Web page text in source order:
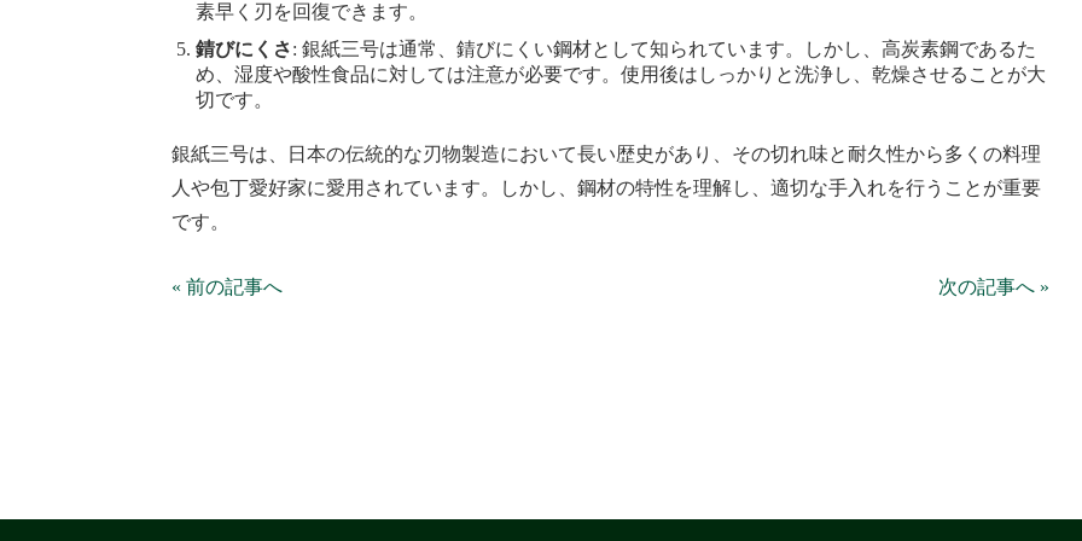
素早く刃を回復できます。
錆びにくさ: 銀紙三号は通常、錆びにくい鋼材として知られています。しかし、高炭素鋼であるた
め、湿度や酸性食品に対しては注意が必要です。使用後はしっかりと洗浄し、乾燥させることが大
切です。
銀紙三号は、日本の伝統的な刃物製造において長い歴史があり、その切れ味と耐久性から多くの料理
人や包丁愛好家に愛用されています。しかし、鋼材の特性を理解し、適切な手入れを行うことが重要
です。
« 前の記事へ 次の記事へ »